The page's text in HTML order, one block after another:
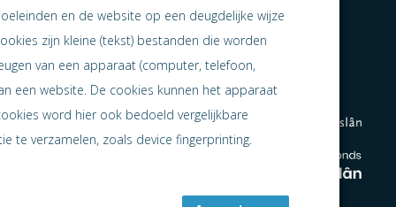
en de website op een deugdelijke wijze
zijn kleine (tekst) bestanden die worden
van een apparaat (computer, telefoon,
een website. De cookies kunnen het apparaat
word hier ook bedoeld vergelijkbare
te verzamelen, zoals device fingerprinting.